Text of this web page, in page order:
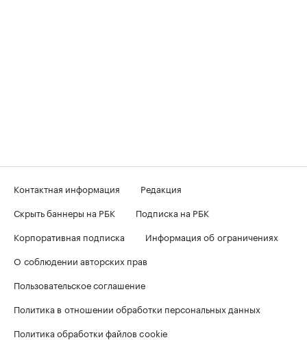
Контактная информация
Редакция
Скрыть баннеры на РБК
Подписка на РБК
Корпоративная подписка
Информация об ограничениях
О соблюдении авторских прав
Пользовательское соглашение
Политика в отношении обработки персональных данных
Политика обработки файлов cookie